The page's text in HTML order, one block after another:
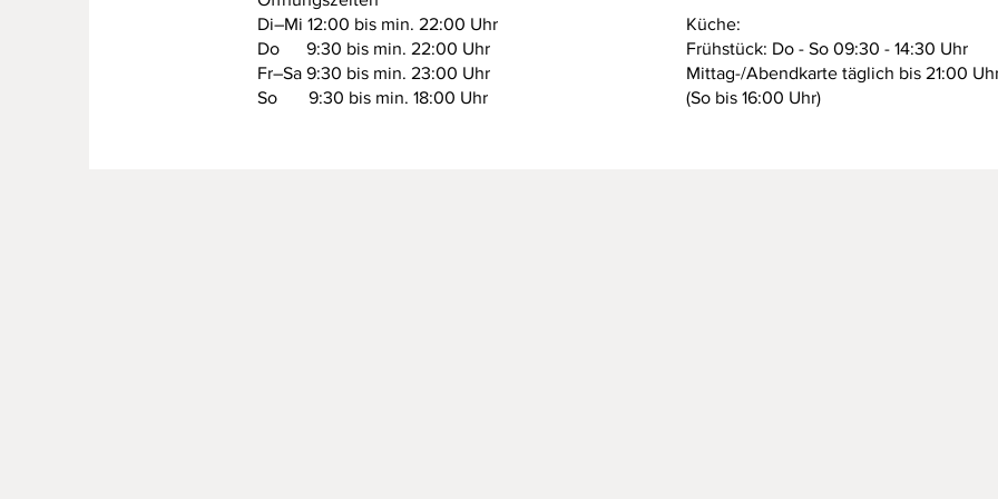
Di–Mi 12:00 bis min. 22:00 Uhr
Do 9:30 bis min. 22:00 Uhr
Fr–Sa 9:30 bis min. 23:00 Uhr
So 9:30 bis min. 18:00 Uhr
Küche:
Frühstück: Do - So 09:30 - 14:30 Uhr
Mittag-/Abendkarte täglich bis 21:00
(So bis 16:00 Uhr)